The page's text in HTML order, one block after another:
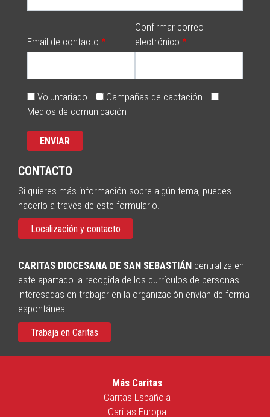
Email de contacto
Confirmar correo
electrónico
Voluntariado
Campañas de captación
Medios de comunicación
CONTACTO
Si quieres más información sobre algún tema, puedes
hacerlo a través de este formulario.
Localización y contacto
CARITAS DIOCESANA DE SAN SEBASTIÁN centraliza en
este apartado la recogida de los currículos de personas
interesadas en trabajar en la organización envían de forma
espontánea.
Trabaja en Caritas
Más Caritas
Caritas Española
Caritas Europa